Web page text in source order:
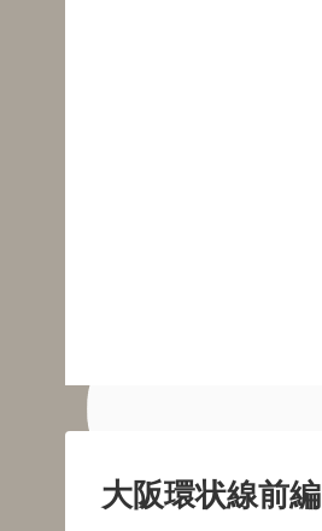
大阪環状線前編